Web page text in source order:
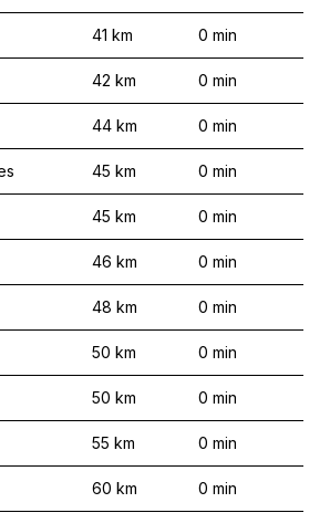
41 km 0 min
42 km 0 min
44 km 0 min
45 km 0 min
45 km 0 min
46 km 0 min
48 km 0 min
50 km 0 min
50 km 0 min
55 km 0 min
60 km 0 min